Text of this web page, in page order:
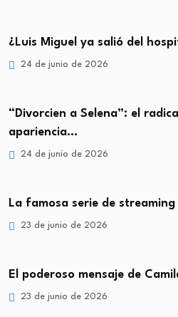
¿Luis Miguel ya salió del
24 de junio de 2026
“Divorcien a Selena”: el
apariencia…
24 de junio de 2026
La famosa serie de
23 de junio de 2026
El poderoso mensaje de
23 de junio de 2026